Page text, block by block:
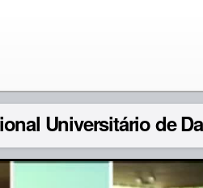
Universitário de